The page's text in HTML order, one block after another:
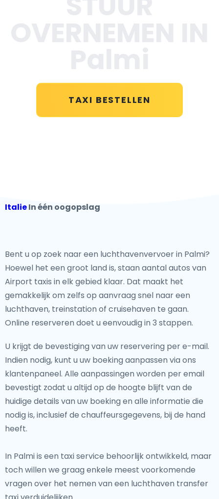
TAXI BESTELLEN
ItalieIn één oogopslag
Bent u op zoek naar een luchthavenvervoer in Palmi?
Hoewel het een groot land is, staan aantal autos van
Airport taxis in elk gebied klaar. Dat maakt het
gemakkelijk om zelfs op aanvraag snel naar een
luchthaven, treinstation of cruisehaven te gaan.
Online reserveren doet u eenvoudig in 3 stappen.
U krijgt de bevestiging van uw reservering per e-mail.
Indien nodig, kunt u uw boeking aanpassen via ons
klantenpaneel. Alle aanpassingen worden per email
bevestigt zodat u altijd op de hoogte blijft van de
huidige details van uw boeking en alle informatie die
nodig is, inclusief de chauffeursgegevens, bij de hand
heeft.
In Palmi is een taxi service behoorlijk ontwikkeld, maar
toch willen we graag enkele meest voorkomende
vragen over het nemen van een luchthaven transfer